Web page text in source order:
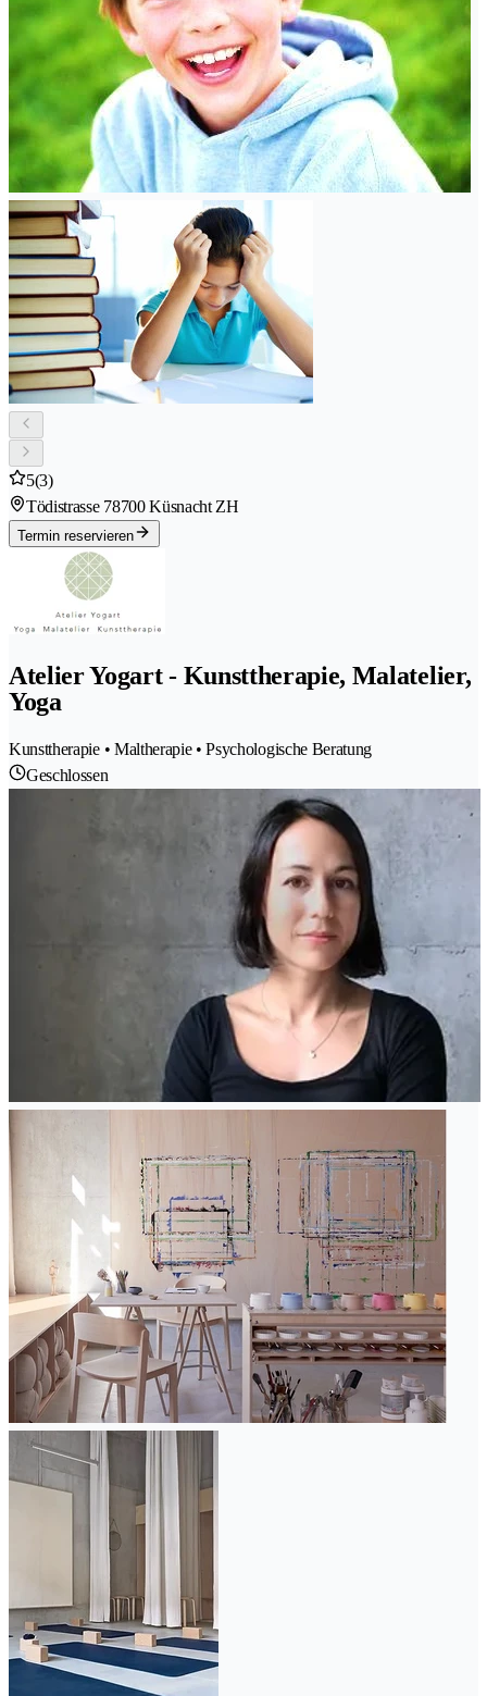
5(3)
Tödistrasse 78700 Küsnacht ZH
Termin reservieren
Atelier Yogart - Kunsttherapie, Malatelier,
Yoga
Kunsttherapie • Maltherapie • Psychologische Beratung
Geschlossen